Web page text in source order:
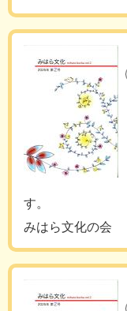
す。
みはら文化の会